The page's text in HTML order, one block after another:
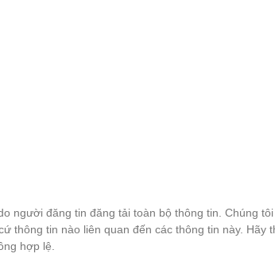
người đăng tin đăng tải toàn bộ thông tin. Chúng
thông tin nào liên quan đến các thông tin này. Hãy
hợp lệ.